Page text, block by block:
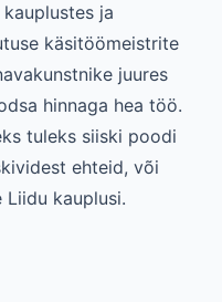
ja
käsitöömeistrite
juures
hinnaga hea töö.
tuleks siiski poodi
ehteid, või
Liidu kauplusi.